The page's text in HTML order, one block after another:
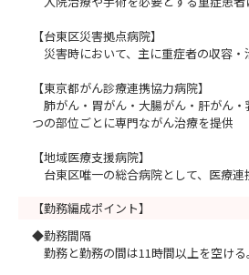
【台東区災害拠点病院】
災害時において、主に重症者の収容・
【東京都がん診療連携協力病院】
肺がん・胃がん・大腸がん・肝がん・
つの部位ごとに専門ながん治療を提供
【地域医療支援病院】
台東区唯一の総合病院として、医療連
【勤務編成ポイント】
◆勤務間隔
勤務と勤務の間は11時間以上を空ける。